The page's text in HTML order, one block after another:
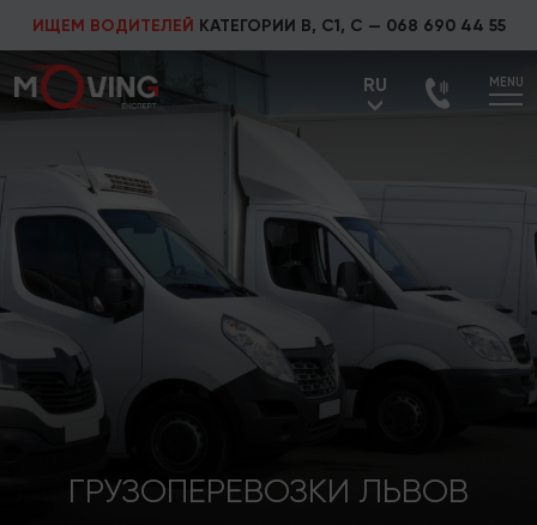
ИЩЕМ ВОДИТЕЛЕЙ КАТЕГОРИИ В, С1, С — 068 690 44 55
RU
UA
RU
MENU
ГРУЗОПЕРЕВОЗКИ ЛЬВОВ